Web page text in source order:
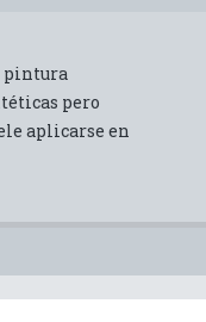
pintura
pero
aplicarse en